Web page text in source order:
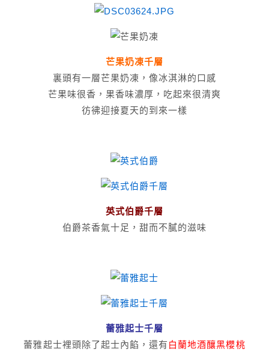
芒果奶凍千層
裏頭有一層芒果奶凍，像冰淇淋的口感
芒果味很香，果香味濃厚，吃起來很清爽
彷彿迎接夏天的到來一樣
英式伯爵千層
伯爵茶香氣十足，甜而不膩的滋味
蕾雅起士千層
蕾雅起士裡頭除了起士內餡，還有 白蘭地酒釀黑櫻桃